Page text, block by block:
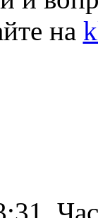
на
.